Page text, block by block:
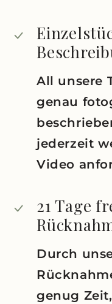
All unsere
genau
jederzeit
Video
21 Tage
Durch
genug